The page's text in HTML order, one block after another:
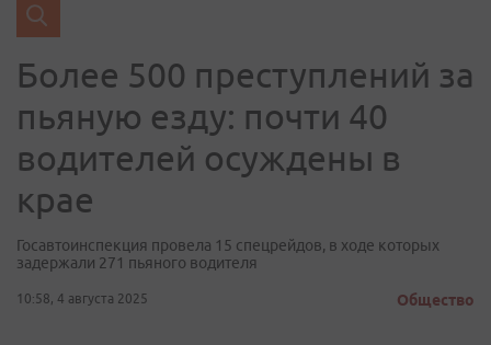
Более 500 преступлений за
пьяную езду: почти 40
водителей осуждены в
крае
Госавтоинспекция провела 15 спецрейдов, в ходе которых
задержали 271 пьяного водителя
10:58, 4 августа 2025 Общество